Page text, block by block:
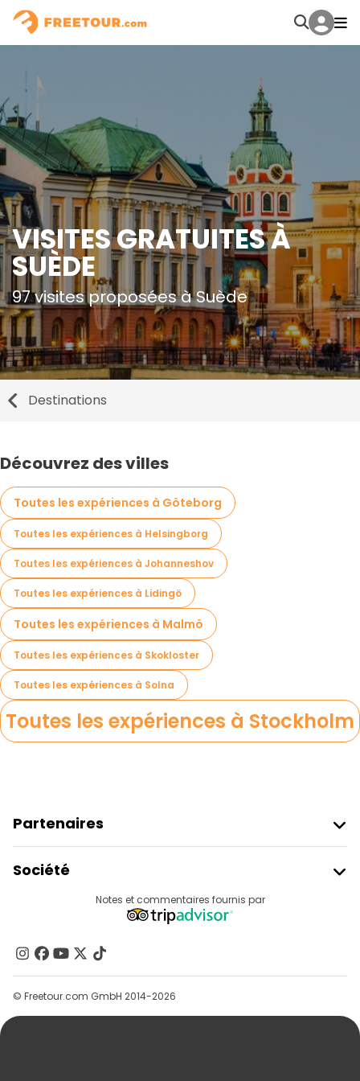
VISITES GRATUITES À
SUÈDE
97 visites proposées à Suède
Destinations
Découvrez des villes
Toutes les expériences à Göteborg
Toutes les expériences à Helsingborg
Toutes les expériences à Johanneshov
Toutes les expériences à Lidingö
Toutes les expériences à Malmö
Toutes les expériences à Skokloster
Toutes les expériences à Solna
Toutes les expériences à Stockholm
Partenaires
Connexion Du Fournisseur
Programme D’affiliation
Société
Contactez-Nous
Groupes
Aide
Notes et commentaires fournis par
© Freetour.com GmbH 2014-2026